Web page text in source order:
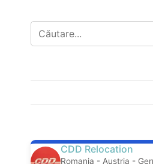
CDD Relocation
Romania - Austria -